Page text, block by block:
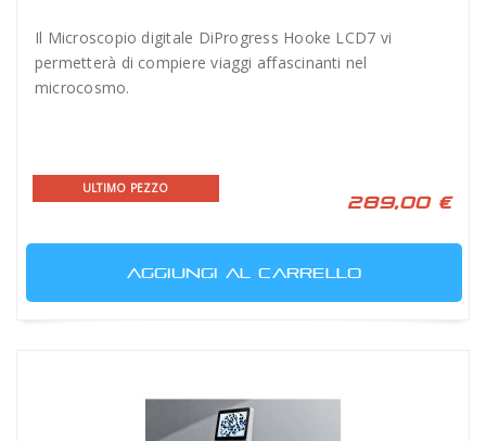
Il Microscopio digitale DiProgress Hooke LCD7 vi
permetterà di compiere viaggi affascinanti nel
microcosmo.
ULTIMO PEZZO
289,00 €
AGGIUNGI AL CARRELLO